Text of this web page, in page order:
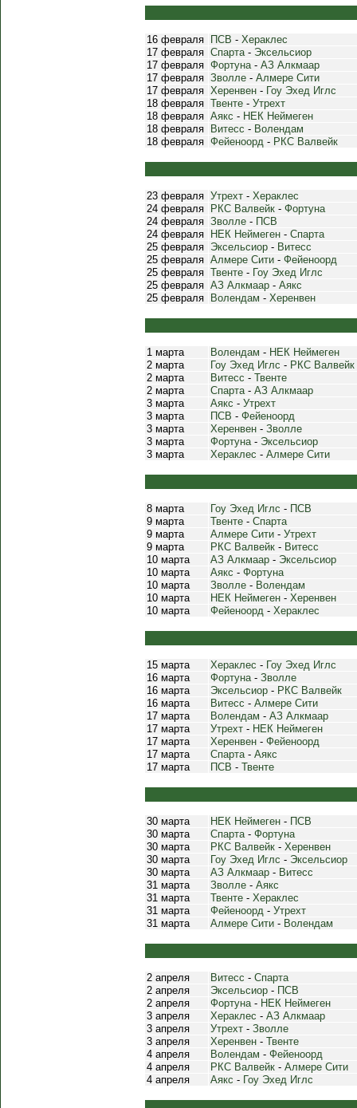
16 февраля ПСВ - Хераклес
17 февраля Спарта- Эксельсиор
17 февраля Фортуна- АЗ Алкмаар
17 февраля Зволле - Алмере Сити
17 февраля Херенвен - Гоу Эхед Иглс
18 февраля Твенте - Утрехт
18 февраля Аякс - НЕК Неймеген
18 февраля
Витесс - Волендам
18 февраля Фейеноорд - РКС Валвейк
23 февраля Утрехт - Хераклес
24 февраля
РКС Валвейк - Фортуна
24 февраля Зволле - ПСВ
24 февраля
НЕК Неймеген - Спарта
25 февраля Эксельсиор - Витесс
25 февраля Алмере Сити - Фейеноорд
25 февраля Твенте - Гоу Эхед Иглс
25 февраля АЗ Алкмаар - Аякс
25 февраля
Волендам - Херенвен
1 марта Волендам - НЕК Неймеген
2 марта
Гоу Эхед Иглс - РКС Валвейк
2 марта
Витесс - Твенте
2 марта
Спарта- АЗ Алкмаар
3 марта
Аякс - Утрехт
3 марта
ПСВ - Фейеноорд
3 марта
Херенвен - Зволле
3 марта
Фортуна- Эксельсиор
3 марта
Хераклес - Алмере Сити
8 марта Гоу Эхед Иглс - ПСВ
9 марта
Твенте - Спарта
9 марта
Алмере Сити - Утрехт
9 марта
РКС Валвейк - Витесс
10 марта
АЗ Алкмаар - Эксельсиор
10 марта
Аякс - Фортуна
10 марта
Зволле - Волендам
10 марта
НЕК Неймеген - Херенвен
10 марта
Фейеноорд - Хераклес
15 марта Хераклес - Гоу Эхед Иглс
16 марта
Фортуна- Зволле
16 марта
Эксельсиор - РКС Валвейк
16 марта
Витесс - Алмере Сити
17 марта
Волендам - АЗ Алкмаар
17 марта
Утрехт - НЕК Неймеген
17 марта
Херенвен - Фейеноорд
17 марта
Спарта- Аякс
17 марта
ПСВ - Твенте
30 марта НЕК Неймеген - ПСВ
30 марта
Спарта- Фортуна
30 марта
РКС Валвейк - Херенвен
30 марта
Гоу Эхед Иглс - Эксельсиор
30 марта
АЗ Алкмаар - Витесс
31 марта
Зволле - Аякс
31 марта
Твенте - Хераклес
31 марта
Фейеноорд - Утрехт
31 марта
Алмере Сити - Волендам
2 апреля Витесс - Спарта
2 апреля
Эксельсиор - ПСВ
2 апреля
Фортуна- НЕК Неймеген
3 апреля
Хераклес - АЗ Алкмаар
3 апреля
Утрехт - Зволле
3 апреля
Херенвен - Твенте
4 апреля
Волендам - Фейеноорд
4 апреля
РКС Валвейк - Алмере Сити
4 апреля
Аякс - Гоу Эхед Иглс